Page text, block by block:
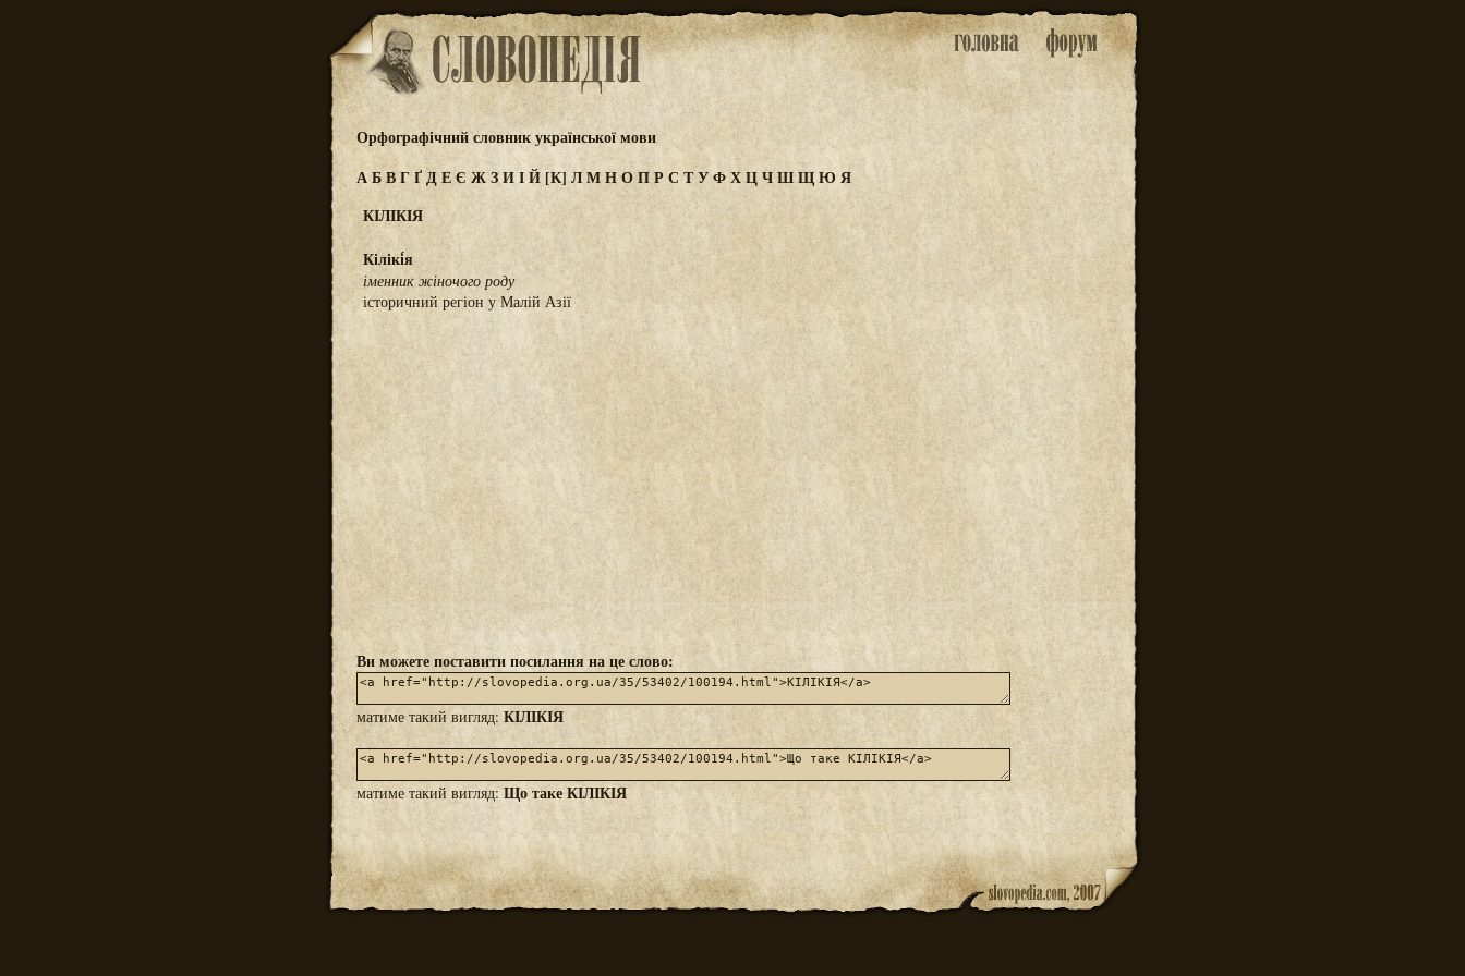
Орфографічний словник української мови
АБВГҐДЕЄ ЖЗИІЙ [К] ЛМНОПРС ТУФХЦЧШЩЮ Я
КІЛІКІЯ
Кілікі́я
іменник жіночого роду
історичний регіон у Малій Азії
Ви можете поставити посилання на це слово:
матиме такий вигляд: КІЛІКІЯ
матиме такий вигляд:Що таке КІЛІКІЯ